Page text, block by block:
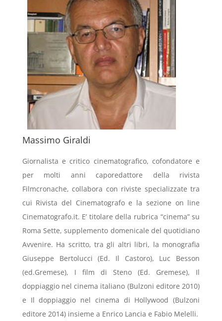
Massimo Giraldi
Giornalista e critico cinematografico, cofondatore e
per molti anni caporedattore della rivista
Filmcronache, collabora con riviste specializzate tra
cui Rivista del Cinematografo e la sezione on line
Cinematografo.it. E’ titolare della rubrica “cinema” su
Roma Sette, supplemento domenicale del quotidiano
Avvenire. Ha scritto, tra gli altri libri, la monografia
Giuseppe Bertolucci (Ed. Il Castoro), Luc Besson
(ed.Gremese), I film di Steno (Ed. Gremese), Il
doppiaggio nel cinema italiano (Bulzoni editore 2010)
e Il doppiaggio nel cinema di Hollywood (Bulzoni
editore 2014) insieme a Enrico Lancia e Fabio Melelli.